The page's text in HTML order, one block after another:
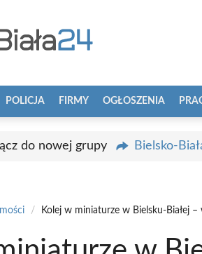
POLICJA FIRMY OGŁOSZENIA
do nowej grupy Bielsko-
/ Kolej w miniaturze w Bielsku-Białej